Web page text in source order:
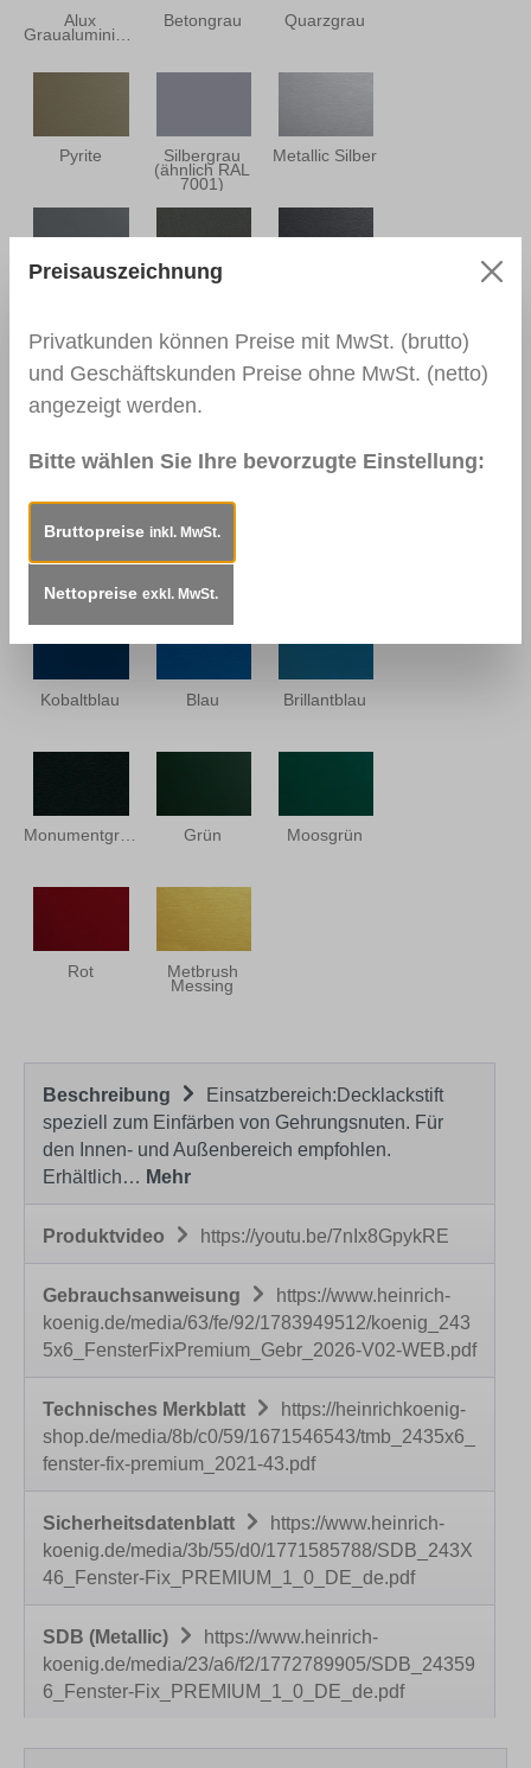
Alux Betongrau Quarzgrau
Pyrite Silbergrau
(ähnlich RAL
7001)
Metallic Silber
7021) 7016)
Monumentenblau Schiefergrau
Kobaltblau Blau Brillantblau
Monumentgrün Grün Moosgrün
Rot Metbrush
Messing
Beschreibung
Einsatzbereich:Decklackstift
speziell zum Einfärben von Gehrungsnuten. Für
den Innen- und Außenbereich empfohlen.
Erhältlich… Mehr
Produktvideo https://youtu.be/7nIx8GpykRE
Gebrauchsanweisung
https://www.heinrich-
koenig.de/media/63/fe/92/1783949512/koenig_243
5x6_FensterFixPremium_Gebr_2026-V02-WEB.pdf
Technisches Merkblatt
https://heinrichkoenig-
shop.de/media/8b/c0/59/1671546543/tmb_2435x6_
fenster-fix-premium_2021-43.pdf
Sicherheitsdatenblatt
https://www.heinrich-
koenig.de/media/3b/55/d0/1771585788/SDB_243X
46_Fenster-Fix_PREMIUM_1_0_DE_de.pdf
SDB (Metallic)
https://www.heinrich-
koenig.de/media/23/a6/f2/1772789905/SDB_24359
6_Fenster-Fix_PREMIUM_1_0_DE_de.pdf
Preisauszeichnung
Privatkunden können Preise mit MwSt. (brutto)
und Geschäftskunden Preise ohne MwSt. (netto)
angezeigt werden.
Bitte wählen Sie Ihre bevorzugte Einstellung:
Bruttopreise inkl. MwSt.
Nettopreise exkl. MwSt.